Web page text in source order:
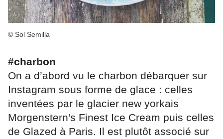
© Sol Semilla
#charbon
On a d’abord vu le charbon débarquer sur
Instagram sous forme de glace : celles
inventées par le glacier new yorkais
Morgenstern's Finest Ice Cream puis celles
de Glazed à Paris. Il est plutôt associé sur